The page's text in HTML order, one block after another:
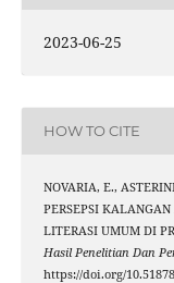
2023-06-25
HOW TO CITE
NOVARIA, E.,
PERSEPSI
LITERASI UMUM DI
Hasil Penelitian Dan
https://doi.org/